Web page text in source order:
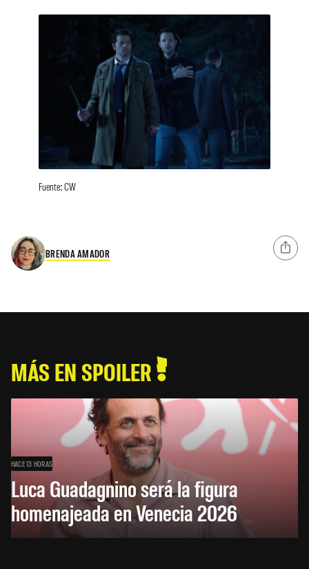
Fuente: CW
BRENDA AMADOR
MÁS EN SPOILER
HACE 13 HORAS
Luca Guadagnino será la figura
homenajeada en Venecia 2026